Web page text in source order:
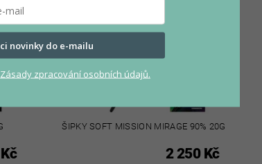
ŠIPKY SOFT MISSION MIRAGE 90% 20G
2 250 Kč
novinky do e-mailu
Zásady zpracování osobních údajů.